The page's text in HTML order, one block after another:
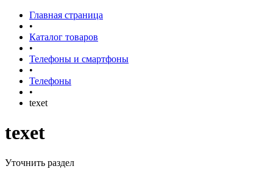
Главная страница
•
Каталог товаров
•
Телефоны и смартфоны
•
Телефоны
•
texet
texet
Уточнить раздел